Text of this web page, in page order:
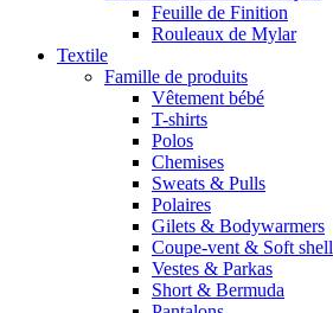
Feuille de Finition
Rouleaux de Mylar
Textile
Famille de produits
Vêtement bébé
T-shirts
Polos
Chemises
Sweats & Pulls
Polaires
Gilets & Bodywarmers
Coupe-vent & Soft shell
Vestes & Parkas
Short & Bermuda